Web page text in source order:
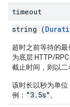
timeout
string (
超时之前等待的
为底层 HTTP/
截止时间，则以二
该时长以秒为单位
例： "3.5s" 。